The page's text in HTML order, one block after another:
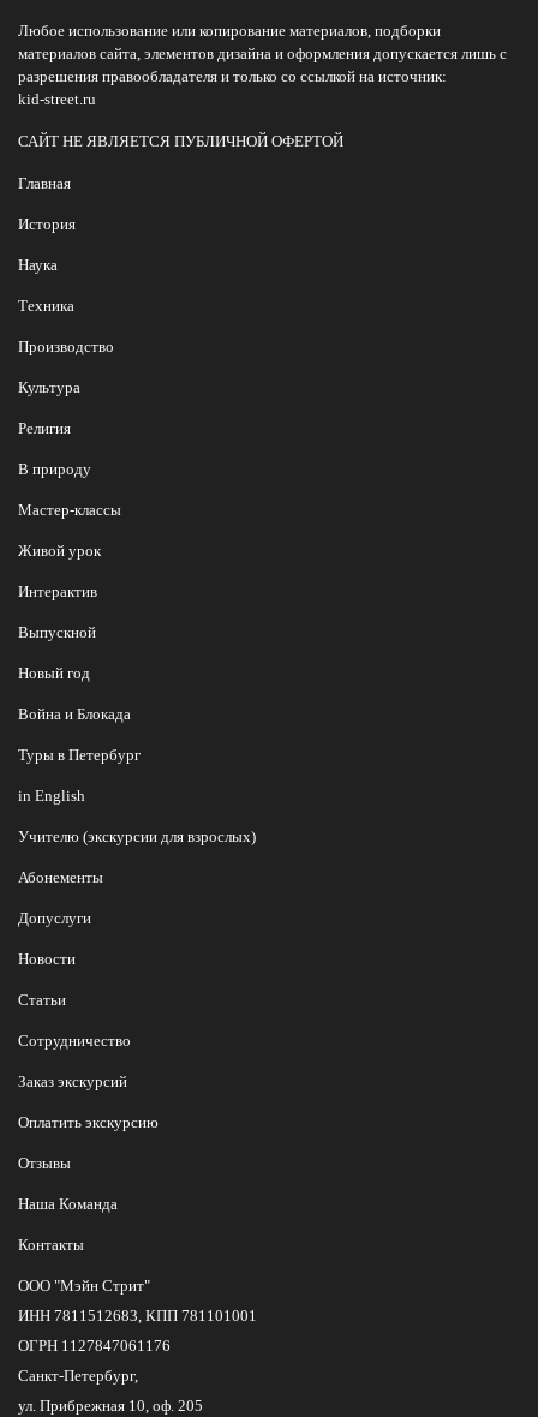
Любое использование или копирование материалов, подборки
материалов сайта, элементов дизайна и оформления допускается лишь с
разрешения правообладателя и только со ссылкой на источник:
kid-street.ru
САЙТ НЕ ЯВЛЯЕТСЯ ПУБЛИЧНОЙ ОФЕРТОЙ
Главная
История
Наука
Техника
Производство
Культура
Религия
В природу
Мастер-классы
Живой урок
Интерактив
Выпускной
Новый год
Война и Блокада
Туры в Петербург
in English
Учителю (экскурсии для взрослых)
Абонементы
Допуслуги
Новости
Статьи
Сотрудничество
Заказ экскурсий
Оплатить экскурсию
Отзывы
Наша Команда
Контакты
ООО "Мэйн Стрит"
ИНН 7811512683, КПП 781101001
ОГРН 1127847061176
Санкт-Петербург,
ул. Прибрежная 10, оф. 205